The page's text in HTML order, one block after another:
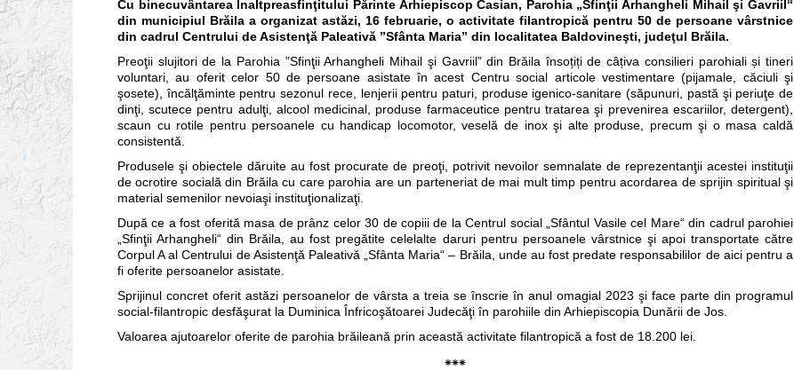
Cu binecuvântarea Înaltpreasfinţitului Părinte Arhiepiscop Casian, Parohia „Sfinţii Arhangheli Mihail şi Gavriil“
din municipiul Brăila a organizat astăzi, 16 februarie, o activitate filantropică pentru 50 de persoane vârstnice
din cadrul Centrului de Asistenţă Paleativă ”Sfânta Maria” din localitatea Baldovineşti, judeţul Brăila.
Preoţii slujitori de la Parohia ”Sfinţii Arhangheli Mihail şi Gavriil” din Brăila însoțiți de câțiva consilieri parohiali și tineri
voluntari, au oferit celor 50 de persoane asistate în acest Centru social articole vestimentare (pijamale, căciuli şi
şosete), încălţăminte pentru sezonul rece, lenjerii pentru paturi, produse igenico-sanitare (săpunuri, pastă şi periuţe de
dinţi, scutece pentru adulţi, alcool medicinal, produse farmaceutice pentru tratarea şi prevenirea escariilor, detergent),
scaun cu rotile pentru persoanele cu handicap locomotor, veselă de inox şi alte produse, precum şi o masa caldă
consistentă.
Produsele şi obiectele dăruite au fost procurate de preoţi, potrivit nevoilor semnalate de reprezentanţii acestei instituţii
de ocrotire socială din Brăila cu care parohia are un parteneriat de mai mult timp pentru acordarea de sprijin spiritual şi
material semenilor nevoiaşi instituţionalizaţi.
După ce a fost oferită masa de prânz celor 30 de copiii de la Centrul social „Sfântul Vasile cel Mare“ din cadrul parohiei
„Sfinţii Arhangheli“ din Brăila, au fost pregătite celelalte daruri pentru persoanele vârstnice şi apoi transportate către
Corpul A al Centrului de Asistenţă Paleativă „Sfânta Maria“ – Brăila, unde au fost predate responsabililor de aici pentru a
fi oferite persoanelor asistate.
Sprijinul concret oferit astăzi persoanelor de vârsta a treia se înscrie în anul omagial 2023 şi face parte din programul
social-filantropic desfăşurat la Duminica Înfricoşătoarei Judecăţi în parohiile din Arhiepiscopia Dunării de Jos.
Valoarea ajutoarelor oferite de parohia brăileană prin această activitate filantropică a fost de 18.200 lei.
⁕⁕⁕